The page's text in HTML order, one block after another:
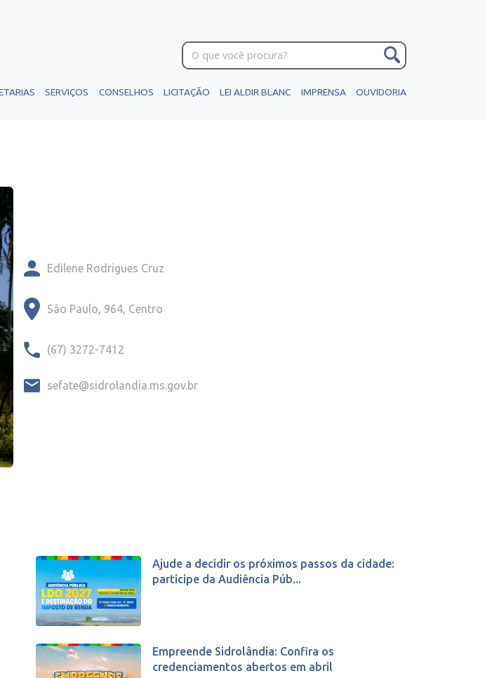
SERVIÇOS CONSELHOS LICITAÇÃO LEI ALDIR BLANC IMPRENSA OUVIDORIA
Edilene Rodrigues Cruz
São Paulo, 964, Centro
(67) 3272-7412
sefate@sidrolandia.ms.gov.br
Ajude a decidir os próximos passos da cidade:
participe da Audiência Púb...
Empreende Sidrolândia: Confira os
credenciamentos abertos em abril